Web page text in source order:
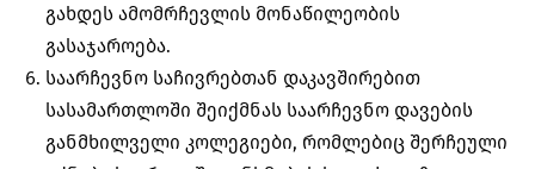
გახდეს ამომრჩევლის მონაწილეობის
გასაჯაროება.
საარჩევნო საჩივრებთან დაკავშირებით
სასამართლოში შეიქმნას საარჩევნო დავების
განმხილველი კოლეგიები, რომლებიც შერჩეული